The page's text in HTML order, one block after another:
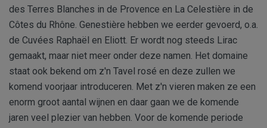
des Terres Blanches in de Provence en La Celestière in de
Côtes du Rhône. Genestière hebben we eerder gevoerd, o.a.
de Cuvées Raphaël en Eliott. Er wordt nog steeds Lirac
gemaakt, maar niet meer onder deze namen. Het domaine
staat ook bekend om z'n Tavel rosé en deze zullen we
komend voorjaar introduceren. Met z'n vieren maken ze een
enorm groot aantal wijnen en daar gaan we de komende
jaren veel plezier van hebben. Voor de komende periode